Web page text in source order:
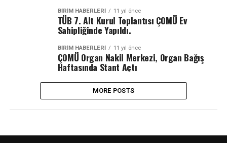
BİRİM HABERLERİ 11 yıl önce
TÜB 7. Alt Kurul Toplantısı ÇOMÜ Ev
Sahipliğinde Yapıldı.
BİRİM HABERLERİ 11 yıl önce
ÇOMÜ Organ Nakil Merkezi, Organ Bağış
Haftasında Stant Açtı
MORE POSTS